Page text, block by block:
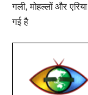
गली, मोहल्लों और
गई है